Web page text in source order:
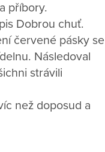
příbory.
Dobrou chuť.
červené pásky se
Následoval
strávili
než doposud a